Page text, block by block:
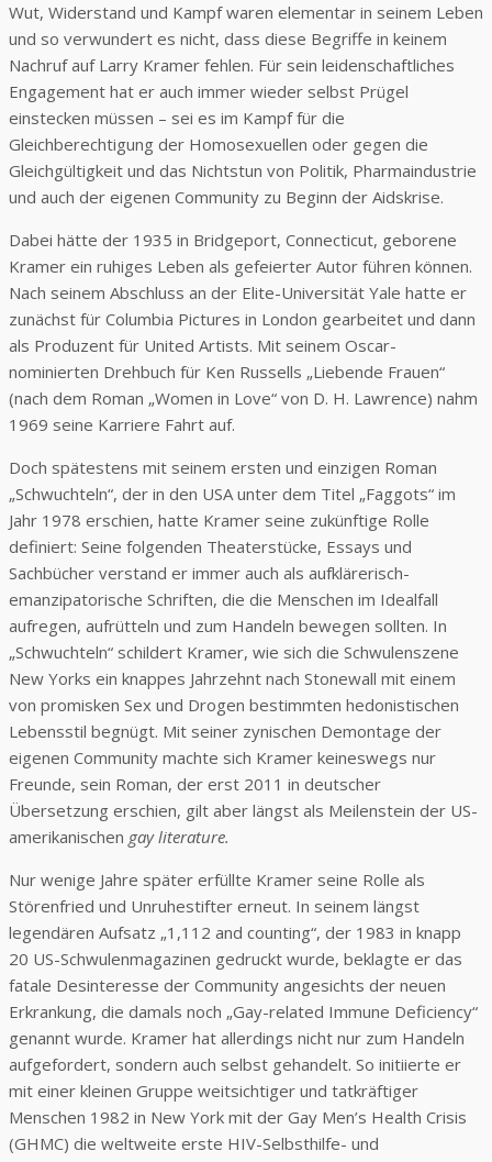
Wut, Widerstand und Kampf waren elementar in seinem Leben
und so verwundert es nicht, dass diese Begriffe in keinem
Nachruf auf Larry Kramer fehlen. Für sein leidenschaftliches
Engagement hat er auch immer wieder selbst Prügel
einstecken müssen – sei es im Kampf für die
Gleichberechtigung der Homosexuellen oder gegen die
Gleichgültigkeit und das Nichtstun von Politik, Pharmaindustrie
und auch der eigenen Community zu Beginn der Aidskrise.
Dabei hätte der 1935 in Bridgeport, Connecticut, geborene
Kramer ein ruhiges Leben als gefeierter Autor führen können.
Nach seinem Abschluss an der Elite-Universität Yale hatte er
zunächst für Columbia Pictures in London gearbeitet und dann
als Produzent für United Artists. Mit seinem Oscar-
nominierten Drehbuch für Ken Russells „Liebende Frauen“
(nach dem Roman „Women in Love“ von D. H. Lawrence) nahm
1969 seine Karriere Fahrt auf.
Doch spätestens mit seinem ersten und einzigen Roman
„Schwuchteln“, der in den USA unter dem Titel „Faggots“ im
Jahr 1978 erschien, hatte Kramer seine zukünftige Rolle
definiert: Seine folgenden Theaterstücke, Essays und
Sachbücher verstand er immer auch als aufklärerisch-
emanzipatorische Schriften, die die Menschen im Idealfall
aufregen, aufrütteln und zum Handeln bewegen sollten. In
„Schwuchteln“ schildert Kramer, wie sich die Schwulenszene
New Yorks ein knappes Jahrzehnt nach Stonewall mit einem
von promisken Sex und Drogen bestimmten hedonistischen
Lebensstil begnügt. Mit seiner zynischen Demontage der
eigenen Community machte sich Kramer keineswegs nur
Freunde, sein Roman, der erst 2011 in deutscher
Übersetzung erschien, gilt aber längst als Meilenstein der US-
amerikanischen gay literature.
Nur wenige Jahre später erfüllte Kramer seine Rolle als
Störenfried und Unruhestifter erneut. In seinem längst
legendären Aufsatz „1,112 and counting“, der 1983 in knapp
20 US-Schwulenmagazinen gedruckt wurde, beklagte er das
fatale Desinteresse der Community angesichts der neuen
Erkrankung, die damals noch „Gay-related Immune Deficiency“
genannt wurde. Kramer hat allerdings nicht nur zum Handeln
aufgefordert, sondern auch selbst gehandelt. So initiierte er
mit einer kleinen Gruppe weitsichtiger und tatkräftiger
Menschen 1982 in New York mit der Gay Men’s Health Crisis
(GHMC) die weltweite erste HIV-Selbsthilfe- und